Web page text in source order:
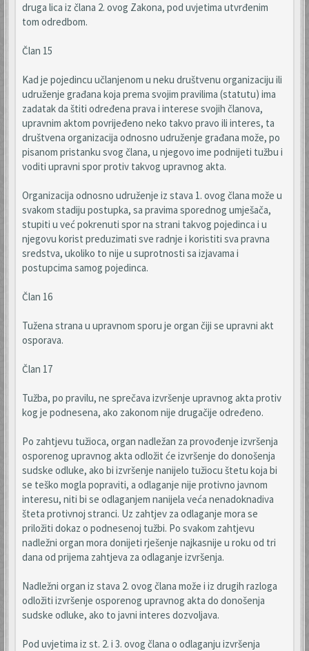
druga lica iz člana 2. ovog Zakona, pod uvjetima utvrđenim
tom odredbom.
Član 15
Kad je pojedincu učlanjenom u neku društvenu organizaciju ili
udruženje građana koja prema svojim pravilima (statutu) ima
zadatak da štiti određena prava i interese svojih članova,
upravnim aktom povrijeđeno neko takvo pravo ili interes, ta
društvena organizacija odnosno udruženje građana može, po
pisanom pristanku svog člana, u njegovo ime podnijeti tužbu i
voditi upravni spor protiv takvog upravnog akta.
Organizacija odnosno udruženje iz stava 1. ovog člana može u
svakom stadiju postupka, sa pravima sporednog umješača,
stupiti u već pokrenuti spor na strani takvog pojedinca i u
njegovu korist preduzimati sve radnje i koristiti sva pravna
sredstva, ukoliko to nije u suprotnosti sa izjavama i
postupcima samog pojedinca.
Član 16
Tužena strana u upravnom sporu je organ čiji se upravni akt
osporava.
Član 17
Tužba, po pravilu, ne sprečava izvršenje upravnog akta protiv
kog je podnesena, ako zakonom nije drugačije određeno.
Po zahtjevu tužioca, organ nadležan za provođenje izvršenja
osporenog upravnog akta odložit će izvršenje do donošenja
sudske odluke, ako bi izvršenje nanijelo tužiocu štetu koja bi
se teško mogla popraviti, a odlaganje nije protivno javnom
interesu, niti bi se odlaganjem nanijela veća nenadoknadiva
šteta protivnoj stranci. Uz zahtjev za odlaganje mora se
priložiti dokaz o podnesenoj tužbi. Po svakom zahtjevu
nadležni organ mora donijeti rješenje najkasnije u roku od tri
dana od prijema zahtjeva za odlaganje izvršenja.
Nadležni organ iz stava 2. ovog člana može i iz drugih razloga
odložiti izvršenje osporenog upravnog akta do donošenja
sudske odluke, ako to javni interes dozvoljava.
Pod uvjetima iz st. 2. i 3. ovog člana o odlaganju izvršenja